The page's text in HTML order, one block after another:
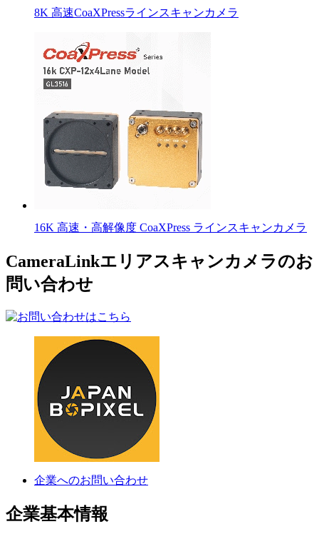
8K 高速CoaXPressラインスキャンカメラ
16K 高速・高解像度 CoaXPress ラインスキャンカメラ
CameraLinkエリアスキャンカメラのお
問い合わせ
企業へのお問い合わせ
企業基本情報